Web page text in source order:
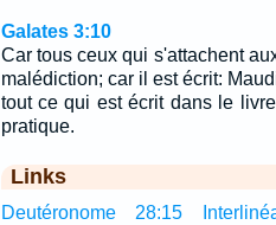
Galates 3:10
Car tous ceux qui s'attachent
malédiction; car il est écrit:
tout ce qui est écrit dans le
pratique.
Links
Deutéronome 28:15